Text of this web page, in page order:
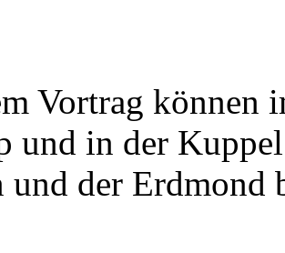
Vortrag können
und in der
und der Erdmond